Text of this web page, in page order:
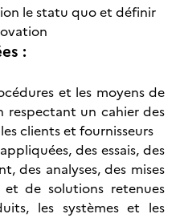
le statu quo et définir
:
et les moyens de
un cahier des
clients et fournisseurs
des essais, des
des analyses, des mises
de solutions retenues
les systèmes et les